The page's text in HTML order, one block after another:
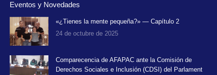
opens
in
new
window
opens
in
new
window
opens
in
new
window
Eventos y Novedades
«¿Tienes la mente pequeña?» — Capítulo 2
24 de octubre de 2025
Comparecencia de AFAPAC ante la Comisión de
Derechos Sociales e Inclusión (CDSI) del Parlament